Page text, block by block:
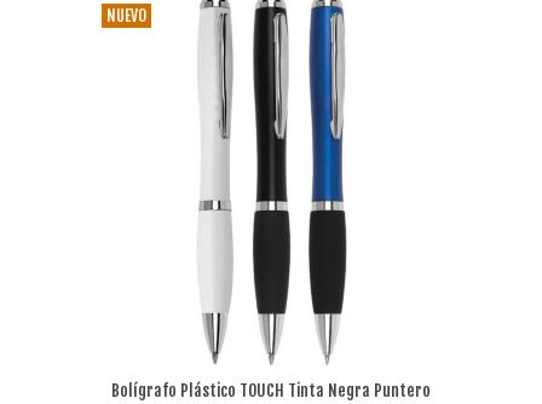
NUEVO
Bolígrafo Plástico TOUCH Tinta Negra Puntero